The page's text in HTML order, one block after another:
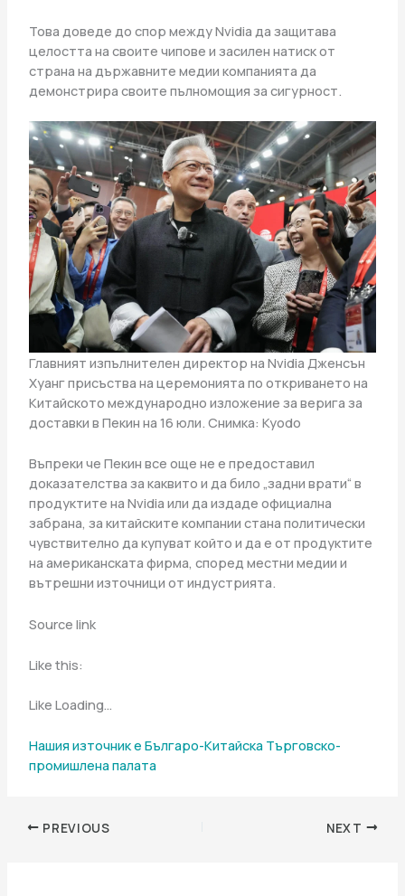
Това доведе до спор между Nvidia да защитава
целостта на своите чипове и засилен натиск от
страна на държавните медии компанията да
демонстрира своите пълномощия за сигурност.
Главният изпълнителен директор на Nvidia Дженсън
Хуанг присъства на церемонията по откриването на
Китайското международно изложение за верига за
доставки в Пекин на 16 юли. Снимка: Kyodo
Въпреки че Пекин все още не е предоставил
доказателства за каквито и да било „задни врати“ в
продуктите на Nvidia или да издаде официална
забрана, за китайските компании стана политически
чувствително да купуват който и да е от продуктите
на американската фирма, според местни медии и
вътрешни източници от индустрията.
Source link
Like this:
Like Loading…
Нашия източник е Българо-Китайска Търговско-
промишлена палaта
PREVIOUS NEXT